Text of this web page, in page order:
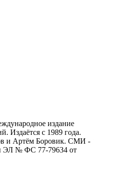
издание
Издаётся с 1989 года.
и Артём Боровик. CМИ -
ЭЛ № ФС 77-79634 от